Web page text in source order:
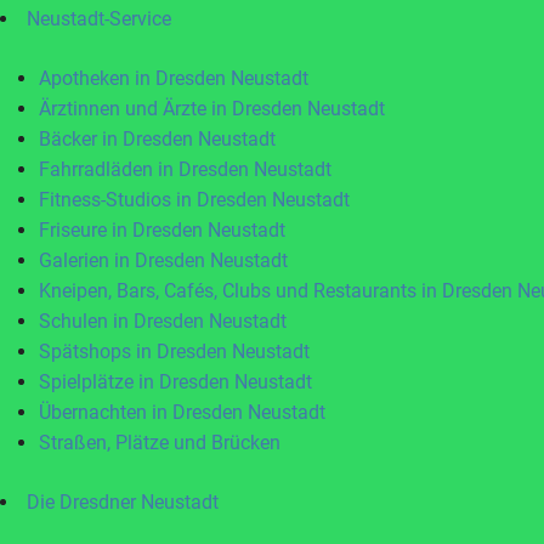
Neustadt-Service
Apotheken in Dresden Neustadt
Ärztinnen und Ärzte in Dresden Neustadt
Bäcker in Dresden Neustadt
Fahrradläden in Dresden Neustadt
Fitness-Studios in Dresden Neustadt
Friseure in Dresden Neustadt
Galerien in Dresden Neustadt
Kneipen, Bars, Cafés, Clubs und Restaurants in Dresden
Schulen in Dresden Neustadt
Spätshops in Dresden Neustadt
Spielplätze in Dresden Neustadt
Übernachten in Dresden Neustadt
Straßen, Plätze und Brücken
Die Dresdner Neustadt